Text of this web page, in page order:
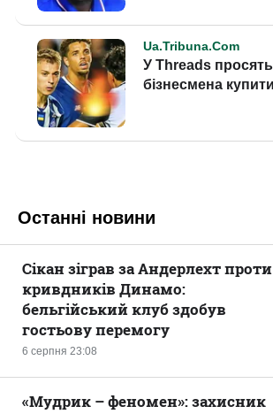
Останні новини
6 серпня 23:08
Сікан зіграв за Андерлехт проти
кривдників Динамо:
бельгійський клуб здобув
гостьову перемогу
«Мудрик – феномен»: захисник